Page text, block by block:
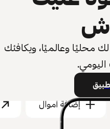
وعالميًا، ويكافئك
اليومي.